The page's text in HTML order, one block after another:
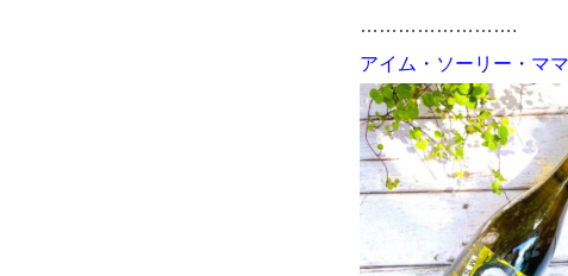
…………………….
アイム・ソーリー・マ